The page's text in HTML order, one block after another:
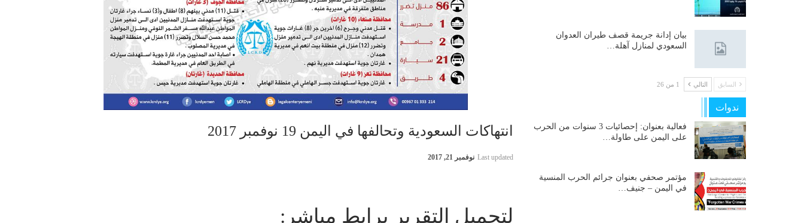
انتهاكات السعودية وتحالفها في اليمن 19 نوفمبر 2017
Last updated نوفمبر 21, 2017
لتحميل التقرير برابط مباشر:
بيان إدانة جريمة قصف طيران العدوان
السعودي لمنازل آهلة…
السابق التالي 1 من 26
ندوات
فعالية بعنوان: إحصائيات 3 سنوات من الحرب
على اليمن على طاولة…
مؤتمر صحفي بعنوان جرائم الحرب المنسية
في اليمن – جنيف…